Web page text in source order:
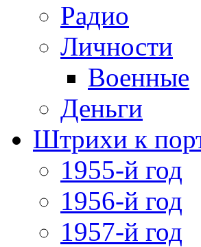
Радио
Личности
Военные
Деньги
Штрихи к
1955-й год
1956-й год
1957-й год